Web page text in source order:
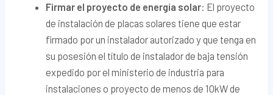
Firmar el proyecto de energía solar: El proyecto
de instalación de placas solares tiene que estar
firmado por un instalador autorizado y que tenga en
su posesión el título de instalador de baja tensión
expedido por el ministerio de industria para
instalaciones o proyecto de menos de 10kW de